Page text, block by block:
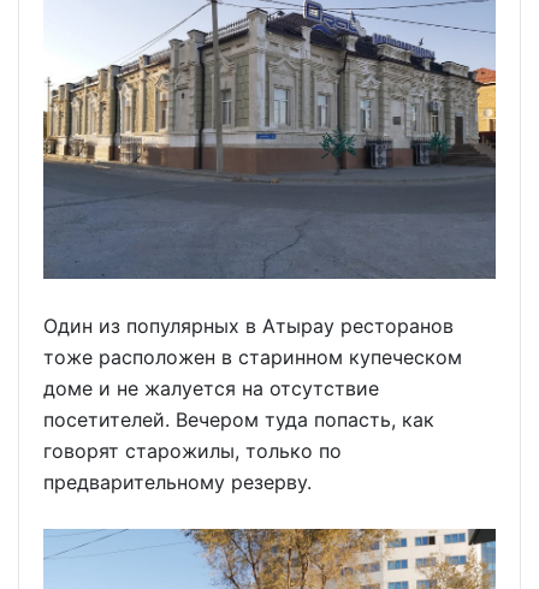
Один из популярных в Атырау ресторанов
тоже расположен в старинном купеческом
доме и не жалуется на отсутствие
посетителей. Вечером туда попасть, как
говорят старожилы, только по
предварительному резерву.